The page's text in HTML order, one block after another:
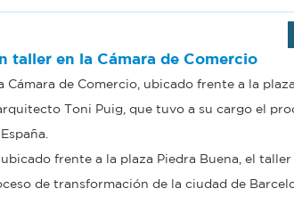
taller en la Cámara de Comercio
Cámara de Comercio, ubicado frente a la
Toni Puig, que tuvo a su cargo el
frente a la plaza Piedra Buena, el
de transformación de la ciudad de